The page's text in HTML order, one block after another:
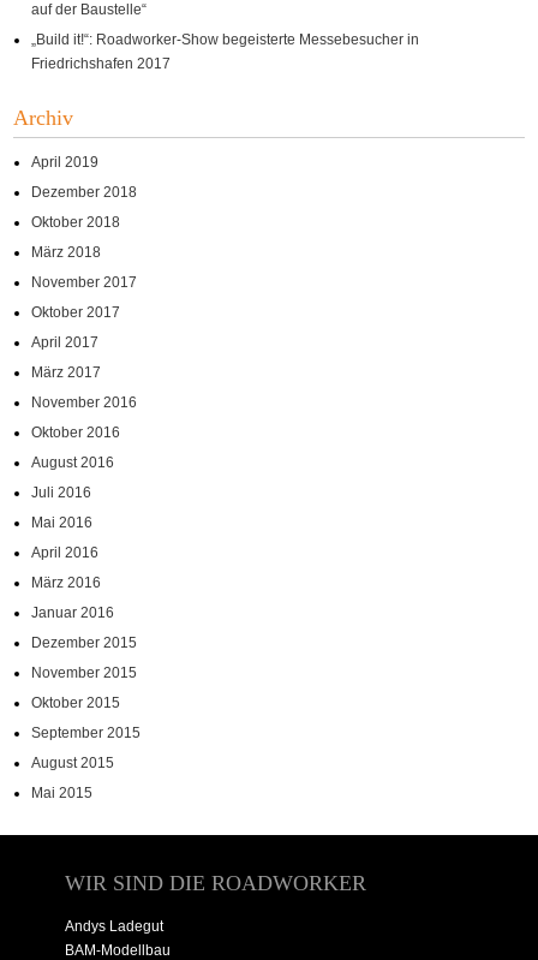
auf der Baustelle“
„Build it!“: Roadworker-Show begeisterte Messebesucher in
Friedrichshafen 2017
Archiv
April 2019
Dezember 2018
Oktober 2018
März 2018
November 2017
Oktober 2017
April 2017
März 2017
November 2016
Oktober 2016
August 2016
Juli 2016
Mai 2016
April 2016
März 2016
Januar 2016
Dezember 2015
November 2015
Oktober 2015
September 2015
August 2015
Mai 2015
WIR SIND DIE ROADWORKER
Andys Ladegut
BAM-Modellbau